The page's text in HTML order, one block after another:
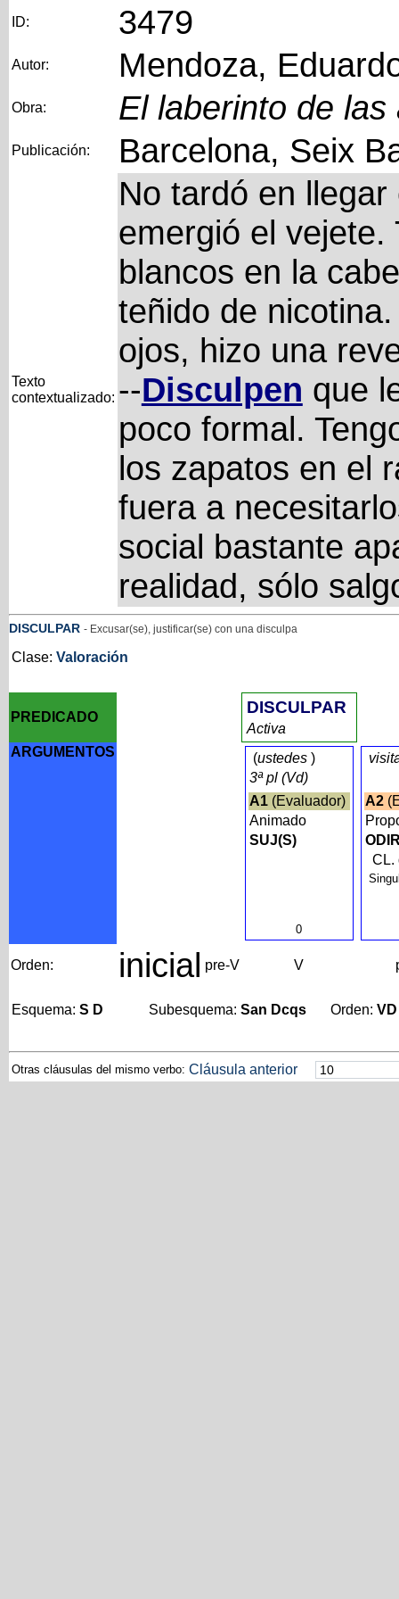
ID: 3479
Autor: Mendoza,
Obra: El laberinto de las
Publicación: Barcelona, Seix
Texto
contextualizado:
No tardó en
emergió el vejete.
blancos en la
teñido de
ojos, hizo una
--Disculpen que
poco formal.
los zapatos en el
fuera a
social bastante
realidad, sólo
DISCULPAR - Excusar(se), justificar(se) con una disculpa
Clase: Valoración
PREDICADO
DISCULPAR
Activa
ARGUMENTOS
(ustedes)
3ª pl (Vd)
A1(Evaluador)
Animado
SUJ(S)
0
A2
CL.
Orden: inicial pre-V V
Esquema: S D Subesquema: San Dcqs Orden: VD
Otras cláusulas del mismo verbo: Cláusula anterior